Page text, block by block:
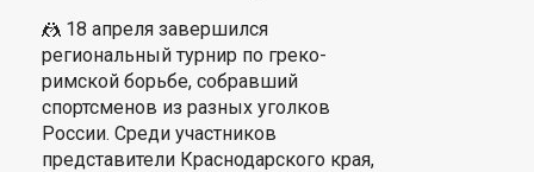
🤼 18 апреля завершился
региональный турнир по греко-
римской борьбе, собравший
спортсменов из разных уголков
России. Среди участников
представители Краснодарского края,